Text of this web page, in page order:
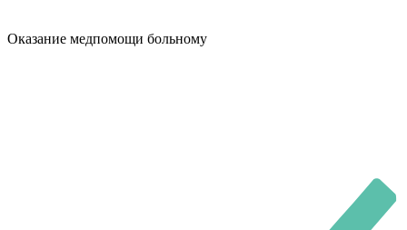
Оказание медпомощи больному